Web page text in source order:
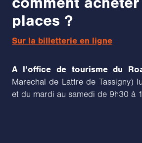
places ?
Sur la billetterie en ligne
A l’office de tourisme du
Marechal de Lattre de Tassigny)
et du mardi au samedi de 9h30 à